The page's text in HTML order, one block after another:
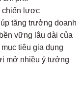
chiến lược
tăng trưởng doanh
vững lâu dài của
tiêu gia dụng
mở nhiều ý tưởng